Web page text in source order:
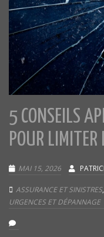
5 CONSEILS
POUR LIMITER
MAI 15, 2026
ASSURANCE ET SINISTRES,
URGENCES ET DÉPANNAGE